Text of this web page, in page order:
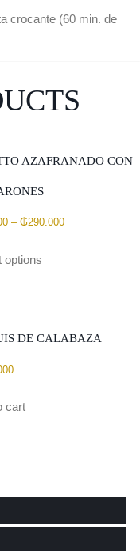
crocante (60 min. de
AZAFRANADO CON
– ₲290.000
options
DE CALABAZA
cart